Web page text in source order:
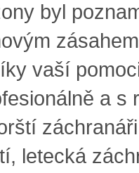
byl
vaší
a s
letecká